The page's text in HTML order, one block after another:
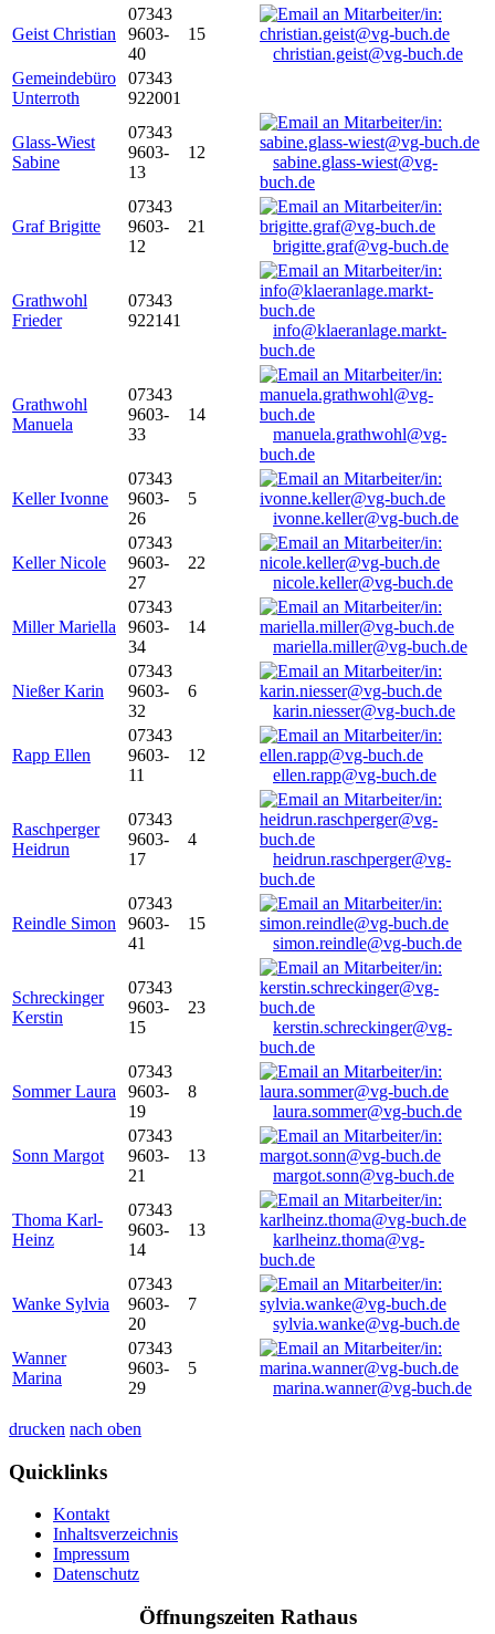
Geist Christian
07343
9603-
40
15
christian.geist@vg-buch.de
Gemeindebüro
Unterroth
07343
922001
Glass-Wiest
Sabine
07343
9603-
13
12
sabine.glass-wiest@vg-
buch.de
Graf Brigitte
07343
9603-
12
21
brigitte.graf@vg-buch.de
Grathwohl
Frieder
07343
922141
info@klaeranlage.markt-
buch.de
Grathwohl
Manuela
07343
9603-
33
14
manuela.grathwohl@vg-
buch.de
Keller Ivonne
07343
9603-
26
5
ivonne.keller@vg-buch.de
Keller Nicole
07343
9603-
27
22
nicole.keller@vg-buch.de
Miller Mariella
07343
9603-
34
14
mariella.miller@vg-buch.de
Nießer Karin
07343
9603-
32
6
karin.niesser@vg-buch.de
Rapp Ellen
07343
9603-
11
12
ellen.rapp@vg-buch.de
Raschperger
Heidrun
07343
9603-
17
4
heidrun.raschperger@vg-
buch.de
Reindle Simon
07343
9603-
41
15
simon.reindle@vg-buch.de
Schreckinger
Kerstin
07343
9603-
15
23
kerstin.schreckinger@vg-
buch.de
Sommer Laura
07343
9603-
19
8
laura.sommer@vg-buch.de
Sonn Margot
07343
9603-
21
13
margot.sonn@vg-buch.de
Thoma Karl-
Heinz
07343
9603-
14
13
karlheinz.thoma@vg-
buch.de
Wanke Sylvia
07343
9603-
20
7
sylvia.wanke@vg-buch.de
Wanner
Marina
07343
9603-
29
5
marina.wanner@vg-buch.de
drucken nach oben
Quicklinks
Kontakt
Inhaltsverzeichnis
Impressum
Datenschutz
Öffnungszeiten Rathaus